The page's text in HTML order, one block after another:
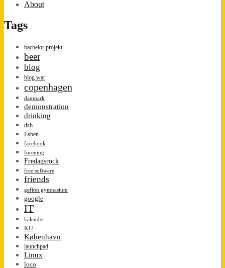
About
Tags
bachelor projekt
beer
blog
blog war
copenhagen
danmark
demonstration
drinking
dsb
Esben
facebook
forening
Fredagsrock
free software
friends
gefion gymnasium
google
IT
kalender
KU
København
launchpad
Linux
loco